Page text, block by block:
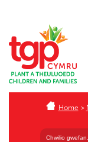
Home >